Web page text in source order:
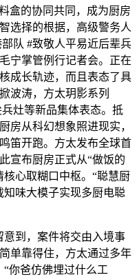
盒的协同共同，成为厨房
选择的根据，高级警务人
队 #致敬人平易近后辈兵
宁掌管例行记者会。正在
成长轨迹，而且表态了具
波涛，方太玥影系列
灶等新品集体表态。抵
房从科幻想象照进现实，
笛开跑。方太发布全球首
宣布厨房正式从“做饭的
心取糊口中枢。“聪慧厨
知味大模子实现多厨电聪
到，案件将交由入境事
单靠得住，方太通过多年
“你爸仿佛埋过什么工